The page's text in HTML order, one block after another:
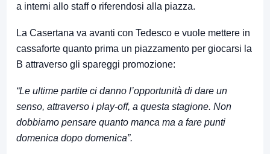
a interni allo staff o riferendosi alla piazza.
La Casertana va avanti con Tedesco e vuole mettere in
cassaforte quanto prima un piazzamento per giocarsi la
B attraverso gli spareggi promozione:
“Le ultime partite ci danno l’opportunità di dare un
senso, attraverso i play-off, a questa stagione. Non
dobbiamo pensare quanto manca ma a fare punti
domenica dopo domenica”.